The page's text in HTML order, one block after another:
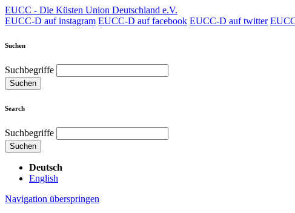
EUCC - Die Küsten Union Deutschland e.V.
EUCC-D auf instagram EUCC-D auf facebook EUCC-D auf twitter
Suchen
Suchbegriffe
Suchen
Search
Suchbegriffe
Suchen
Deutsch
English
Navigation überspringen